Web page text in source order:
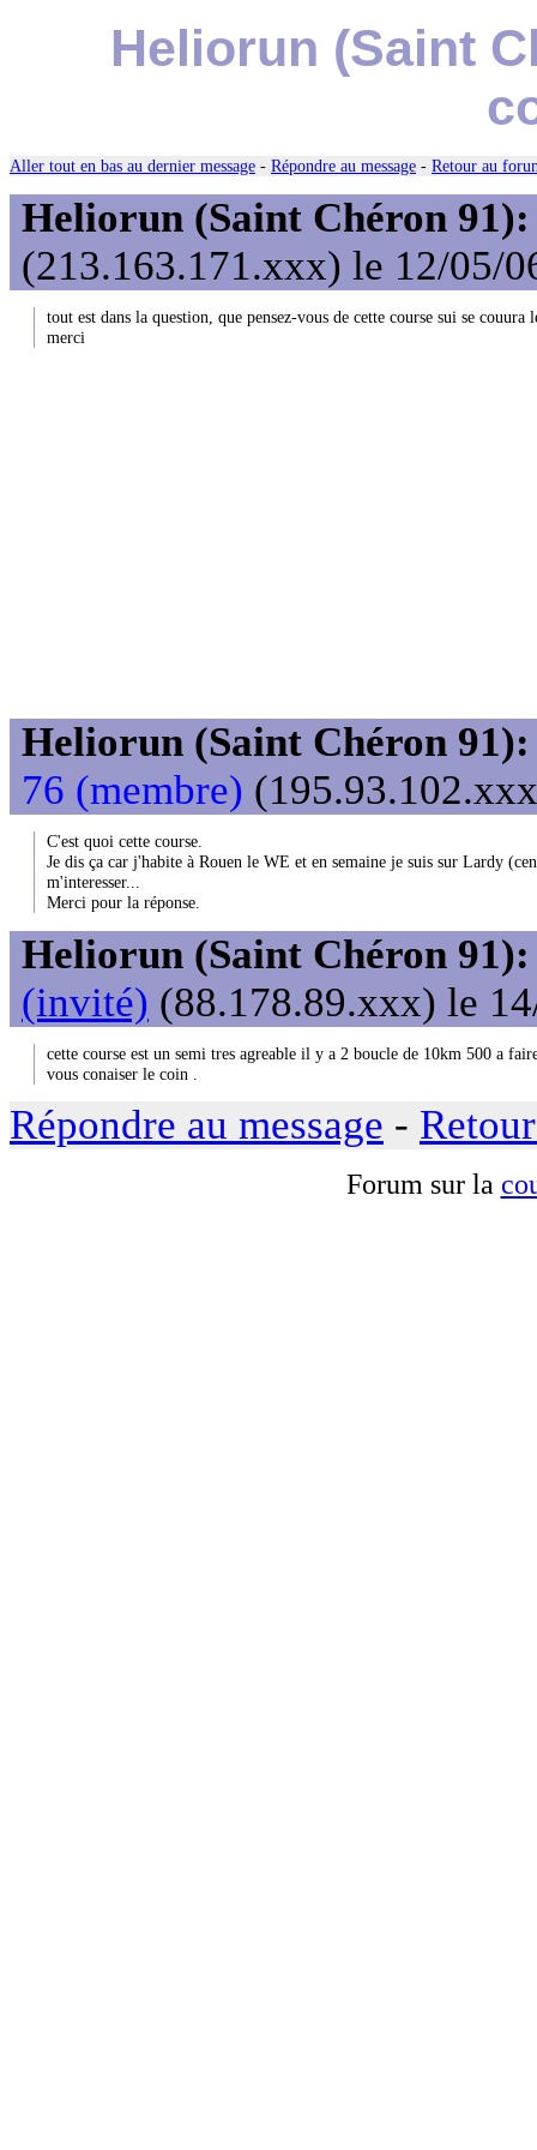
Heliorun (Saint
Aller tout en bas au dernier message - Répondre au message - Retour au
Heliorun (Saint Chéron
(213.163.171.xxx) le 12/05/
tout est dans la question, que pensez-vous de cette course sui se couura
merci
Heliorun (Saint Chéron
76 (membre)
C'est quoi cette course.
Je dis ça car j'habite à Rouen le WE et en semaine je suis sur Lardy
m'interesser...
Merci pour la réponse.
Heliorun (Saint Chéron
(invité) (88.178.89.xxx) le
cette course est un semi tres agreable il y a 2 boucle de 10km 500 a
vous conaiser le coin .
Répondre au message -
Forum sur la